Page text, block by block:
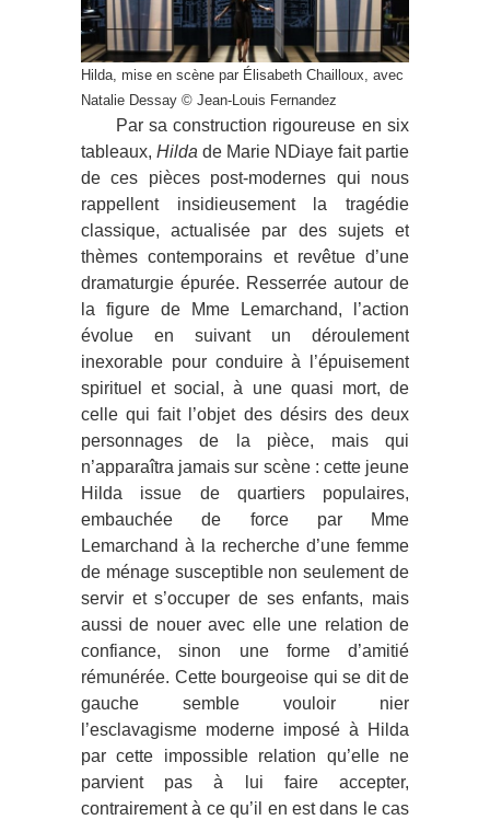
Hilda, mise en scène par Élisabeth Chailloux, avec
Natalie Dessay © Jean-Louis Fernandez
Par sa construction rigoureuse en six
tableaux, Hilda de Marie NDiaye fait partie
de ces pièces post-modernes qui nous
rappellent insidieusement la tragédie
classique, actualisée par des sujets et
thèmes contemporains et revêtue d’une
dramaturgie épurée. Resserrée autour de
la figure de Mme Lemarchand, l’action
évolue en suivant un déroulement
inexorable pour conduire à l’épuisement
spirituel et social, à une quasi mort, de
celle qui fait l’objet des désirs des deux
personnages de la pièce, mais qui
n’apparaîtra jamais sur scène : cette jeune
Hilda issue de quartiers populaires,
embauchée de force par Mme
Lemarchand à la recherche d’une femme
de ménage susceptible non seulement de
servir et s’occuper de ses enfants, mais
aussi de nouer avec elle une relation de
confiance, sinon une forme d’amitié
rémunérée. Cette bourgeoise qui se dit de
gauche semble vouloir nier
l’esclavagisme moderne imposé à Hilda
par cette impossible relation qu’elle ne
parvient pas à lui faire accepter,
contrairement à ce qu’il en est dans le cas